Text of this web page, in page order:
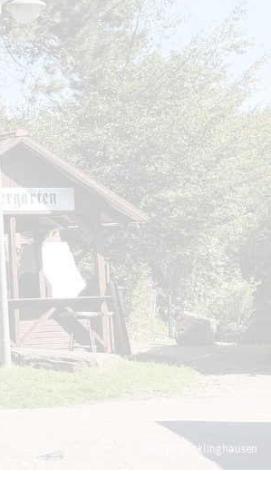
© Kreis Recklinghausen